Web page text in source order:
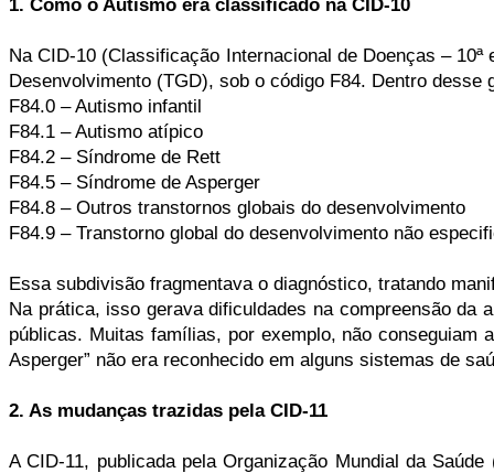
1. Como o Autismo era classificado na CID-10
Na CID-10 (Classificação Internacional de Doenças –
Desenvolvimento (TGD), sob o código F84. Dentro
F84.0 – Autismo infantil
F84.1 – Autismo atípico
F84.2 – Síndrome de Rett
F84.5 – Síndrome de Asperger
F84.8 – Outros transtornos globais do desenvolvimento
F84.9 – Transtorno global do desenvolvimento não
Essa subdivisão fragmentava o diagnóstico, tratando
Na prática, isso gerava dificuldades na compreensão da
públicas. Muitas famílias, por exemplo, não conseguiam
Asperger” não era reconhecido em alguns sistemas de
2. As mudanças trazidas pela CID-11
A CID-11, publicada pela Organização Mundial da